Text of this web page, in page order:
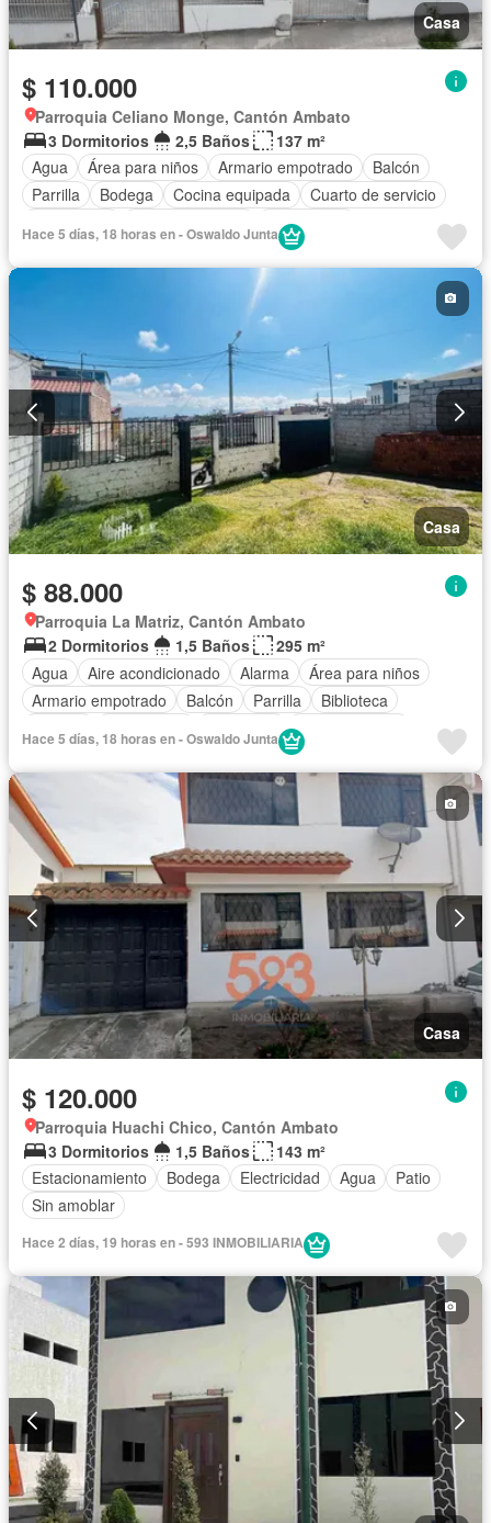
Casa
$ 110.000
Parroquia Celiano Monge, Cantón Ambato
3 Dormitorios
2,5 Baños
137 m²
Agua
Área para niños Armario empotrado
Balcón
Parrilla
Bodega Cocina equipada
Cuarto de servicio
Gas natural
Jardín
Conserje
Vista panorámica
Hace 5 días, 18 horas en - Oswaldo Junta
Casa
$ 88.000
Parroquia La Matriz, Cantón Ambato
2 Dormitorios
1,5 Baños
295 m²
Agua
Aire acondicionado Alarma
Área para niños
Armario empotrado
Balcón Parrilla
Biblioteca
Cocina integral
Cuarto de servicio
Estacionamiento
Gas natural
Garita de guardianía
Internet
Patio Conserje Sauna
Seguridad
Terraza
Vista panorámica
Hace 5 días, 18 horas en - Oswaldo Junta
Casa
$ 120.000
Parroquia Huachi Chico, Cantón Ambato
3 Dormitorios
1,5 Baños
143 m²
Estacionamiento
Bodega Electricidad Agua
Patio
Sin amoblar
Hace 2 días, 19 horas en - 593 INMOBILIARIA